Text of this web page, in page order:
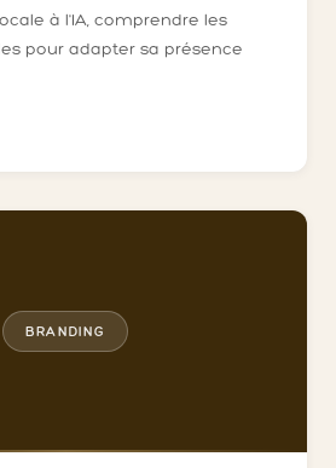
à l'IA, comprendre les
pour adapter sa présence
BRANDING